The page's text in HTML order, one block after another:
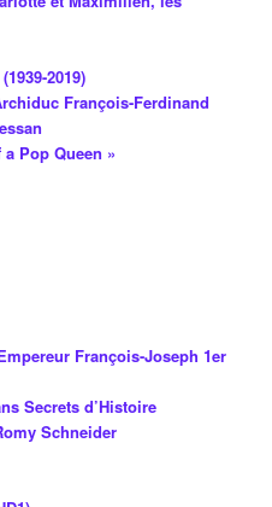
2019)
François-Ferdinand
Pop Queen »
François-Joseph 1er
Secrets d’Histoire
Schneider